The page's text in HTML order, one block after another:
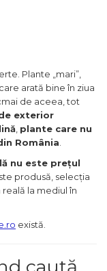
Plante „mari”,
arată bine în ziua
de aceea, tot
exterior
plante care nu
România
nu este prețul
produsă, selecția
la mediul în
există.